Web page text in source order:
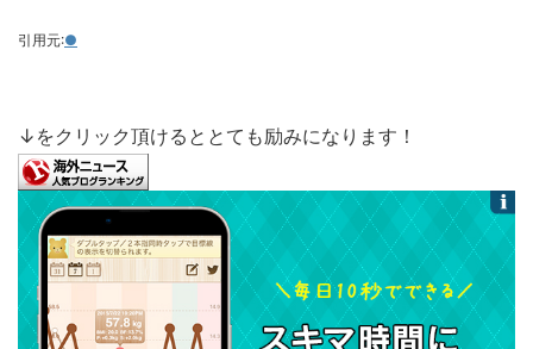
引用元:●
↓をクリック頂けるととても励みになります！